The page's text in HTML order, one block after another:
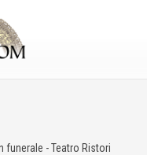
funerale - Teatro Ristori